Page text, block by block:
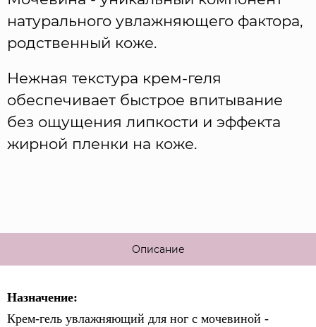
натурального увлажняющего фактора,
родственный коже.
Нежная текстура крем-геля
обеспечивает быстрое впитывание
без ощущения липкости и эффекта
жирной пленки на коже.
Описание
Назначение:
Крем-гель увлажняющий для ног с мочевиной -